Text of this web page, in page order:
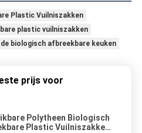
Plastic Vuilniszakken
plastic vuilniszakken
biologisch afbreekbare keuken
prijs voor
Polytheen Biologisch
Plastic Vuilniszakken